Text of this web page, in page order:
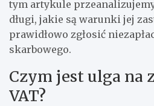
tym artykule
długi, jakie są warunki jej
prawidłowo zgłosić
skarbowego.
Czym jest ulga na
VAT?